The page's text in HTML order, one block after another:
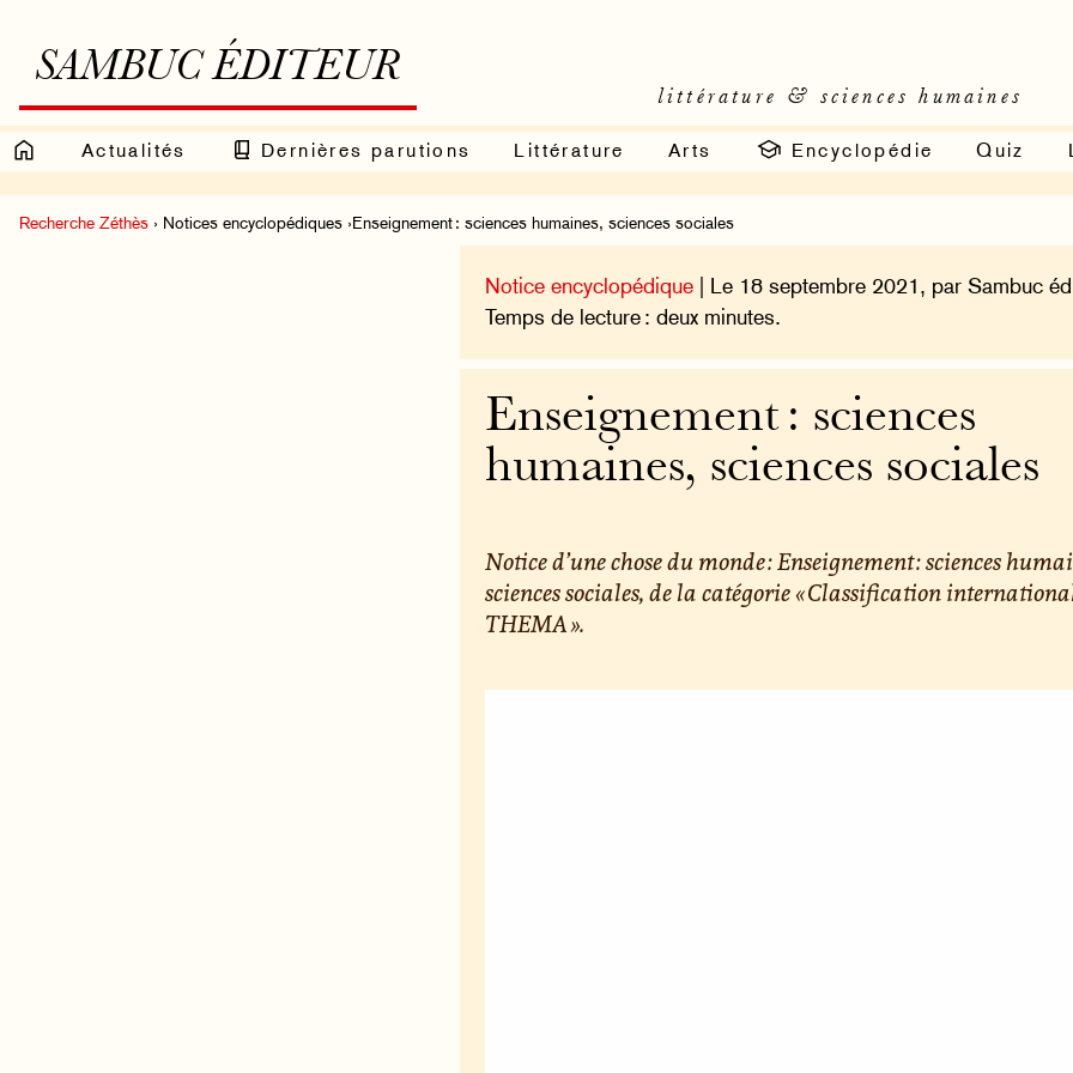
SAMBUC ÉDITEUR
littérature & sciences humaines
Actualités Dernières parutions Littérature Arts Encyclopédie Quiz
Recherche Zéthès › Notices encyclopédiques ›Enseignement : sciences humaines, sciences sociales
Notice encyclopédique | Le 18 septembre 2021, par Sambuc
Temps de lecture : deux minutes.
Enseignement : sciences
humaines, sciences sociales
Notice d’une chose du monde : Enseignement : sciences
sciences sociales, de la catégorie « Classification
THEMA ».